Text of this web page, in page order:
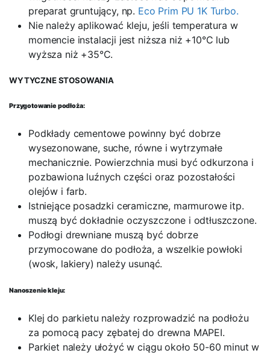
preparat gruntujący, np. Eco Prim PU 1K Turbo.
Nie należy aplikować kleju, jeśli temperatura w
momencie instalacji jest niższa niż +10°C lub
wyższa niż +35°C.
WYTYCZNE STOSOWANIA
Przygotowanie podłoża:
Podkłady cementowe powinny być dobrze
wysezonowane, suche, równe i wytrzymałe
mechanicznie. Powierzchnia musi być odkurzona i
pozbawiona luźnych części oraz pozostałości
olejów i farb.
Istniejące posadzki ceramiczne, marmurowe itp.
muszą być dokładnie oczyszczone i odtłuszczone.
Podłogi drewniane muszą być dobrze
przymocowane do podłoża, a wszelkie powłoki
(wosk, lakiery) należy usunąć.
Nanoszenie kleju:
Klej do parkietu należy rozprowadzić na podłożu
za pomocą pacy zębatej do drewna MAPEI.
Parkiet należy ułożyć w ciągu około 50-60 minut w